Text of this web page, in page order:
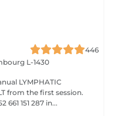
446
L-1430
661 151 287 in...